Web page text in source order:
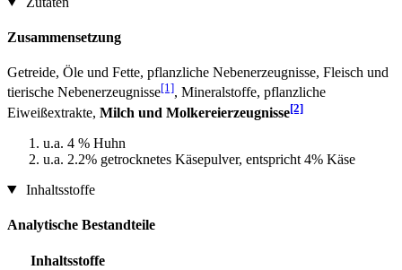
Zusammensetzung
Getreide, Öle und Fette, pflanzliche Nebenerzeugnisse, Fleisch und
tierische Nebenerzeugnisse[1], Mineralstoffe, pflanzliche
Eiweißextrakte, Milch und Molkereierzeugnisse[2]
u.a. 4 % Huhn
u.a. 2.2% getrocknetes Käsepulver, entspricht 4% Käse
Inhaltsstoffe
Analytische Bestandteile
Inhaltsstoffe